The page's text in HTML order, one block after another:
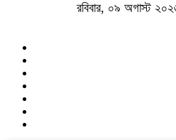
রবিবার, ০৯ অগাস্ট